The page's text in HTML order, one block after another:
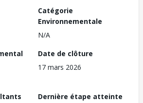
Catégorie
Environnementale
N/A
Date de clôture
17 mars 2026
Dernière étape atteinte